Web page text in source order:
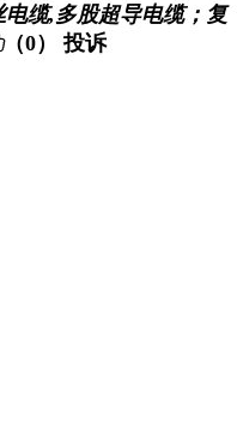
缆,多股超导电缆；复
（0） 投诉